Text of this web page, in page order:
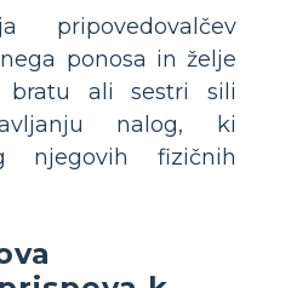
pripovedovalčev
ponosa in želje
bratu ali sestri sili
nalog, ki
njegovih fizičnih